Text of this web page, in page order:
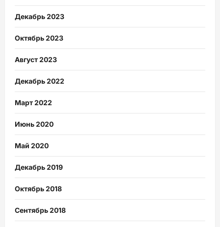
Декабрь 2023
Октябрь 2023
Август 2023
Декабрь 2022
Март 2022
Июнь 2020
Май 2020
Декабрь 2019
Октябрь 2018
Сентябрь 2018